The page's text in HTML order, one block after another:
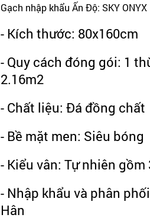
Gạch nhập khẩu Ấn Độ: SKY ONYX
- Kích thước: 80x160cm
- Quy cách đóng gói: 1
2.16m2
- Chất liệu: Đá đồng chất
- Bề mặt men: Siêu bóng
- Kiểu vân: Tự nhiên gồm
- Nhập khẩu và phân
Hân